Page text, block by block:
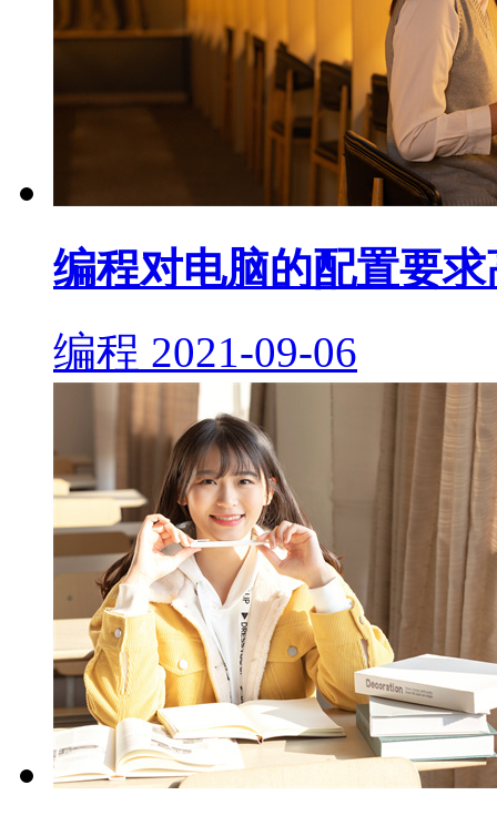
编程对电脑的配置要求
编程 2021-09-06